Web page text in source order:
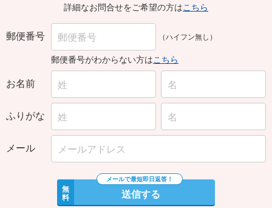
詳細なお問合せをご希望の方はこちら
郵便番号 （ハイフン無し）
郵便番号がわからない方はこちら
お名前
ふりがな
メール
無
料 送信する